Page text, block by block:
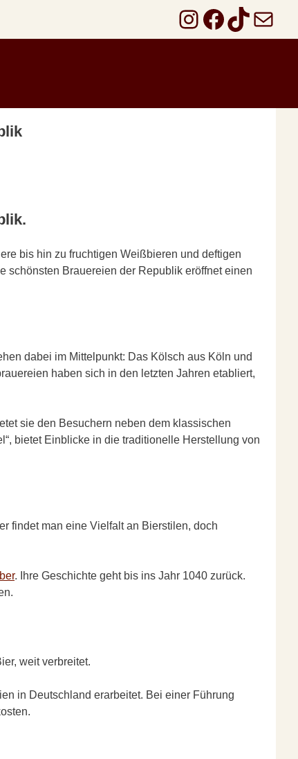
Instagram
TikTok
E-Mail
bis hin zu fruchtigen Weißbieren und deftigen
schönsten Brauereien der Republik eröffnet einen
dabei im Mittelpunkt: Das Kölsch aus Köln und
haben sich in den letzten Jahren etabliert,
sie den Besuchern neben dem klassischen
bietet Einblicke in die traditionelle Herstellung von
findet man eine Vielfalt an Bierstilen, doch
. Ihre Geschichte geht bis ins Jahr 1040 zurück.
weit verbreitet.
in Deutschland erarbeitet. Bei einer Führung